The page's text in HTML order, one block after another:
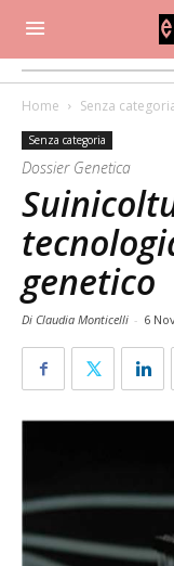
Home Senza
Senza categoria
Dossier Genetica
genetico
Di Claudia Monticelli - 6